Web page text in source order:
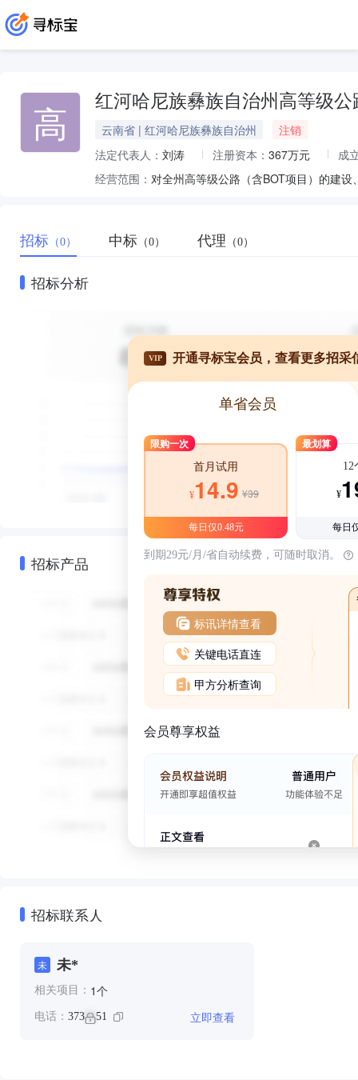
高 红河哈尼族彝族自治州高等级公
云南省 | 红河哈尼族彝族自治州
注销
法定代表人： 刘涛 注册资本： 367万元
成
经营范围：
招标 （0） 中标 （0） 代理 （0）
招标分析
招标产品
VIP 开通寻标宝会员，查看更多招采
单省会员
限购一次
首月试用
¥14.9 ¥39
每日仅0.48元
最划算
12
¥
每日
到期29元/月/省自动续费，可随时取消。
标讯详情查看
关键电话直连
甲方分析查询
会员尊享权益
招标联系人
未 未*
相关项目： 1个
电话： 373**51 立即查看